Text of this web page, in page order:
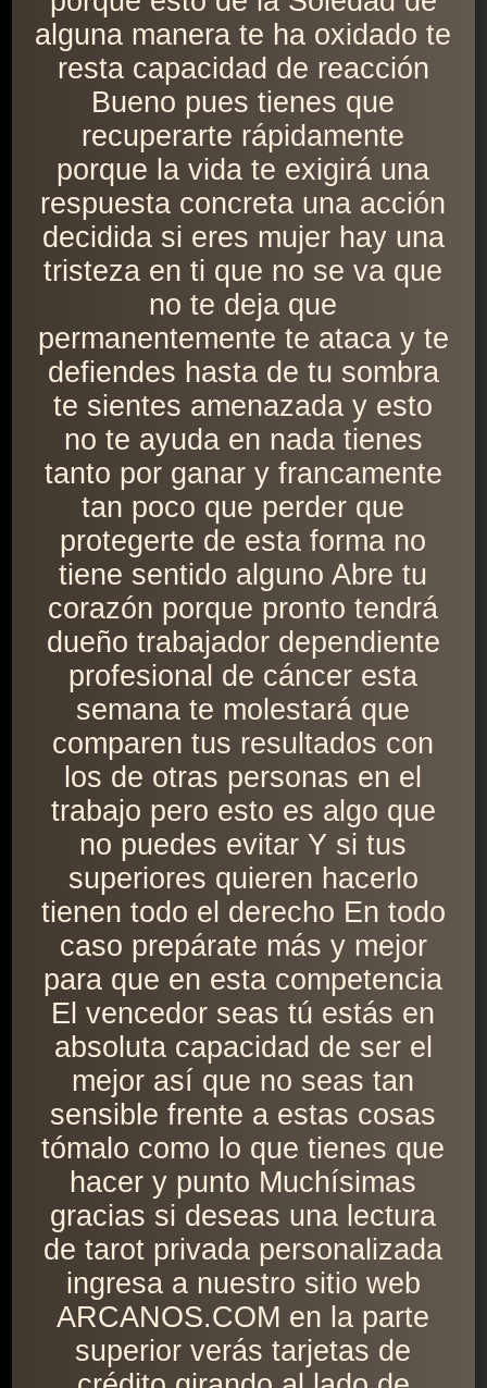
alguna manera te ha oxidado te
resta capacidad de reacción
Bueno pues tienes que
recuperarte rápidamente
porque la vida te exigirá una
respuesta concreta una acción
decidida si eres mujer hay una
tristeza en ti que no se va que
no te deja que
permanentemente te ataca y te
defiendes hasta de tu sombra
te sientes amenazada y esto
no te ayuda en nada tienes
tanto por ganar y francamente
tan poco que perder que
protegerte de esta forma no
tiene sentido alguno Abre tu
corazón porque pronto tendrá
dueño trabajador dependiente
profesional de cáncer esta
semana te molestará que
comparen tus resultados con
los de otras personas en el
trabajo pero esto es algo que
no puedes evitar Y si tus
superiores quieren hacerlo
tienen todo el derecho En todo
caso prepárate más y mejor
para que en esta competencia
El vencedor seas tú estás en
absoluta capacidad de ser el
mejor así que no seas tan
sensible frente a estas cosas
tómalo como lo que tienes que
hacer y punto Muchísimas
gracias si deseas una lectura
de tarot privada personalizada
ingresa a nuestro sitio web
ARCANOS.COM en la parte
superior verás tarjetas de